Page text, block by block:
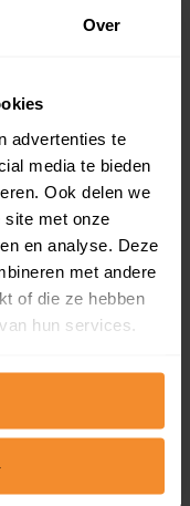
Over
advertenties te
media te bieden
Ook delen we
site met onze
en analyse. Deze
met andere
of die ze hebben
hun services.
Dit
van nieuwe
en